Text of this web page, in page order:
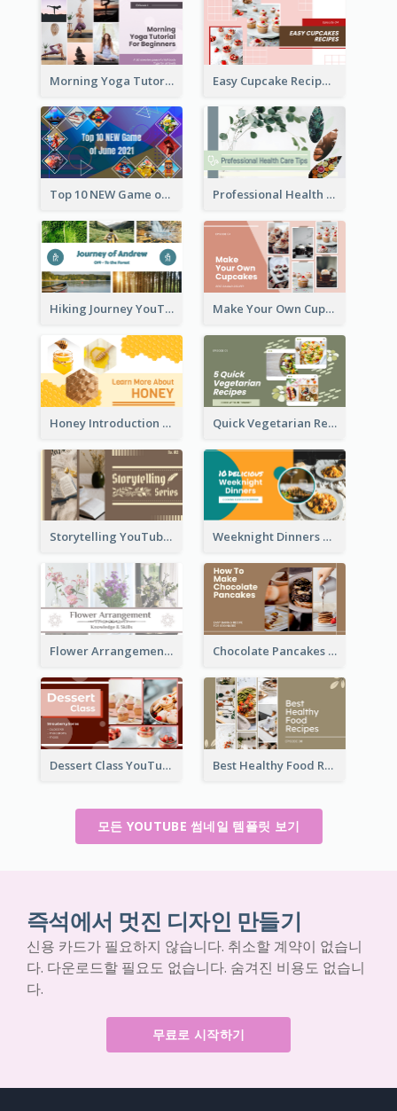
Morning Yoga Tutorial YouTube Thumbnail Easy Cupcake Recipes YouTube Thumbnail
Top 10 NEW Game of June 2021 YouTube Thumbnail Professional Health Care Tips YouTube Thumbnail
Hiking Journey YouTube Thumbnail Make Your Own Cupcakes YouTube Thumbnail
Honey Introduction YouTube Thumbnail Quick Vegetarian Recipes YouTube Thumbnail
Storytelling YouTube Thumbnail Weeknight Dinners Recipe YouTube Thumbnail
Flower Arrangement YouTube Thumbnail Chocolate Pancakes Recipe YouTube Thumbnail
Dessert Class YouTube Thumbnail Best Healthy Food Recipes YouTube Thumbnail
모든 YOUTUBE 썸네일 템플릿 보기
즉석에서 멋진 디자인 만들기
신용 카드가 필요하지 않습니다. 취소할 계약이 없습니
다. 다운로드할 필요도 없습니다. 숨겨진 비용도 없습니
다.
무료로 시작하기